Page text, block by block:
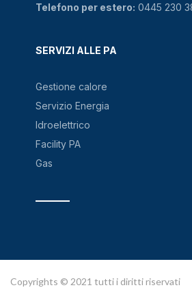
SERVIZI ALLE PA
Gestione calore
Servizio Energia
Idroelettrico
Facility PA
Gas
Telefono per estero: 0445 230
Copyrights © 2021 tutti i diritti riservati